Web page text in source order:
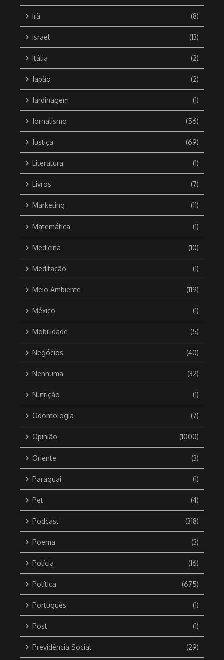
Irã (8)
Israel (13)
Itália (2)
Japão (2)
Jardinagem (1)
Jornalismo (56)
Justiça (69)
Literatura (1)
Livros (7)
Marketing (11)
Matemática (1)
Medicina (10)
Meditação (1)
Meio Ambiente (119)
México (1)
Mobilidade (5)
Negócios (40)
Nenhuma (32)
Nutrição (1)
Odontologia (7)
Opinião (1000)
Oriente (3)
Paraguai (1)
Pet (4)
Podcast (318)
Poema (3)
Polícia (16)
Política (675)
Português (1)
Post (1)
Previdência Social (29)